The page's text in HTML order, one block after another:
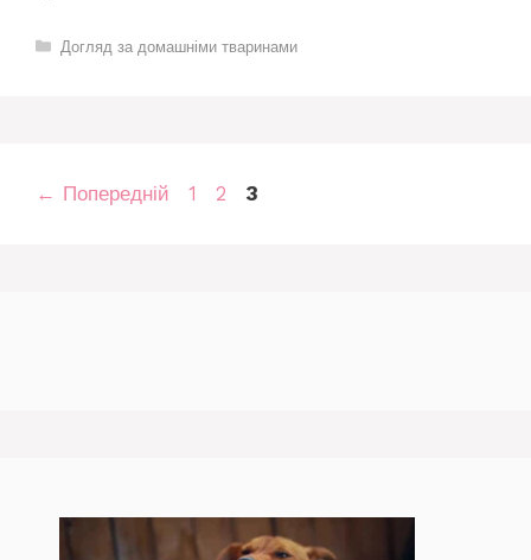
Категорії
Догляд за домашніми тваринами
← Попередній Сторінка
1 Сторінка
2 Сторінка
3